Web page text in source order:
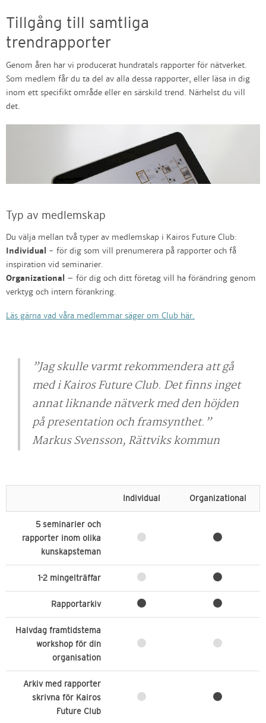
Tillgång till samtliga
trendrapporter
Genom åren har vi producerat hundratals rapporter för nätverket.
Som medlem får du ta del av alla dessa rapporter, eller läsa in dig
inom ett specifikt område eller en särskild trend. Närhelst du vill
det.
Typ av medlemskap
Du välja mellan två typer av medlemskap i Kairos Future Club:
Individual
- för dig som vill prenumerera på rapporter och få
inspiration vid seminarier.
Organizational
– för dig och ditt företag vill ha förändring genom
verktyg och intern förankring.
Läs gärna vad våra medlemmar säger om Club här.
”Jag skulle varmt rekommendera att gå
med i Kairos Future Club. Det finns inget
annat liknande nätverk med den höjden
på presentation och framsynthet.”
Markus Svensson, Rättviks kommun
Individual Organizational
5 seminarier och
rapporter inom olika
kunskapsteman
1-2 mingelträffar
Rapportarkiv
Halvdag framtidstema
workshop för din
organisation
Arkiv med rapporter
skrivna för Kairos
Future Club